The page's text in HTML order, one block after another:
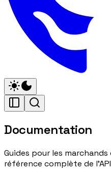
Documentation
Guides pour les
référence complète de l'API